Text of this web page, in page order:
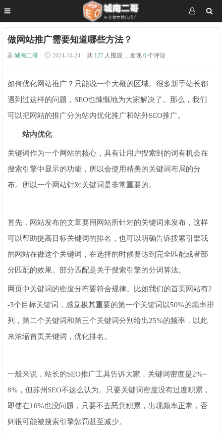
做网站推广需要知道哪些方法？
城南二哥 2024-10-24 共 127 人围观 ，发现 0 个评论
如何优化网站推广？只能说一个大概的区域。很多新手站长都
遇到过这样的问题，SEO也慷慨地为大家解决了。那么，我们
可以把网站的推广分为站内优化推广和站外SEO推广。
站内优化
关键词作为一个网站的核心，具有让用户搜索到的词有机会在
搜索引擎中显示的功能，所以会使用精美的关键词布局的分
布。所以一个网站针对关键词是非常重要的。
首先，网站发布的文章要用网站所针对的关键词来发布，这样
可以帮助提高目标关键词的排名，也可以明确告诉搜索引擎我
的网站在做这个关键词，在选择的时候要达到完全匹配或者部
分匹配的效果。部分匹配是关于搜索引擎的分词算法。
网页中关键词的密度分布要符合规律。比如我们的首页网站有2
-3个目标关键词，感觉极其重要的第一个关键词以50%的频率排
列，第二个关键词和第三个关键词分别给出25%的频率，以此
来浓缩首页关键词，优化排名。
一般来说，站长的SEO推广工具告诉大家，关键词密度是2%~
8%，但苏州SEO不这么认为。只要关键词密度没有过度积累，
即使在10%也没问题，只要不去恶意积累，出现频率正常，否
则很可能被搜索引擎惩罚甚至减少。